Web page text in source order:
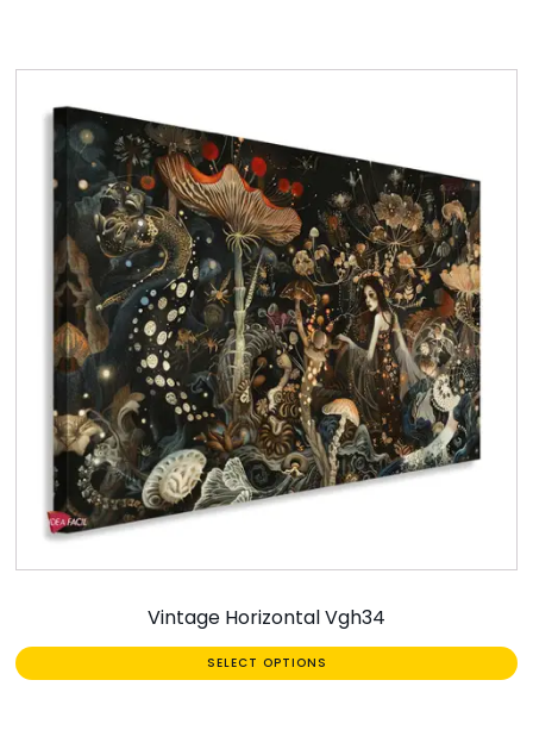
Vintage Horizontal Vgh34
SELECT OPTIONS